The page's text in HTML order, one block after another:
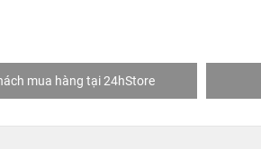
mua hàng tại 24hStore